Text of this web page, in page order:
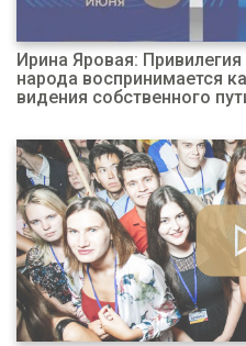
Ирина Яровая:
народа воспринимается
видения собственного